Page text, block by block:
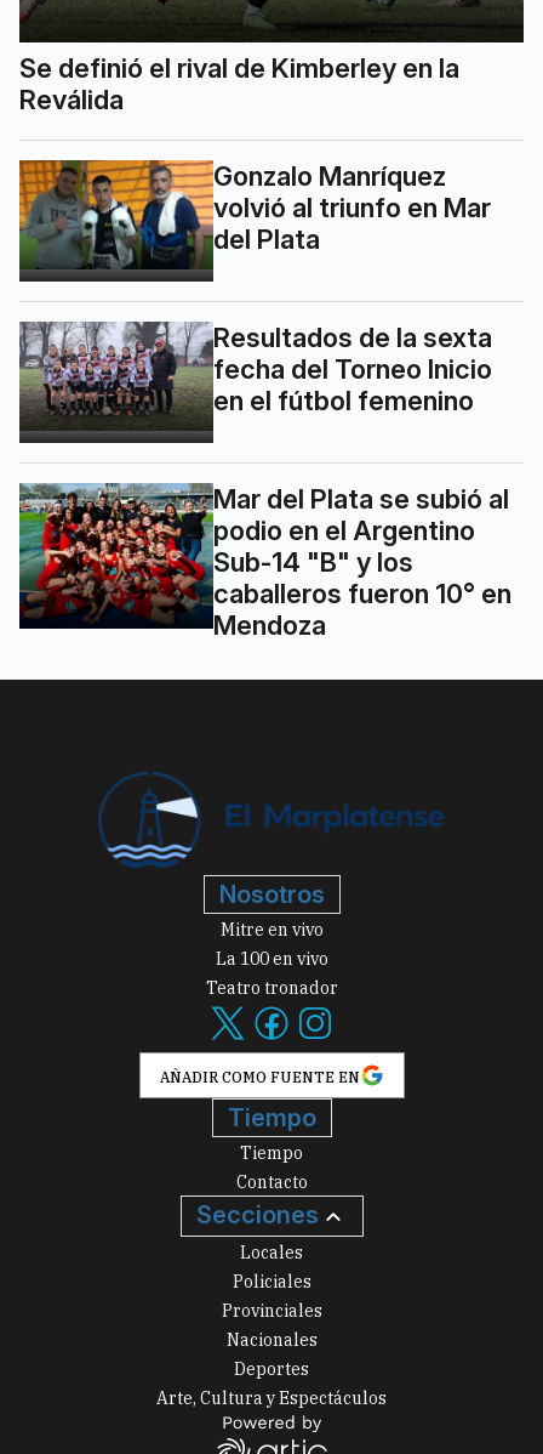
Se definió el rival de Kimberley en la
Reválida
Gonzalo Manríquez
volvió al triunfo en Mar
del Plata
Resultados de la sexta
fecha del Torneo Inicio
en el fútbol femenino
Mar del Plata se subió al
podio en el Argentino
Sub-14 "B" y los
caballeros fueron 10° en
Mendoza
Nosotros
Mitre en vivo
La 100 en vivo
Teatro tronador
AÑADIR COMO FUENTE EN
Tiempo
Tiempo
Contacto
Secciones
Locales
Policiales
Provinciales
Nacionales
Deportes
Arte, Cultura y Espectáculos